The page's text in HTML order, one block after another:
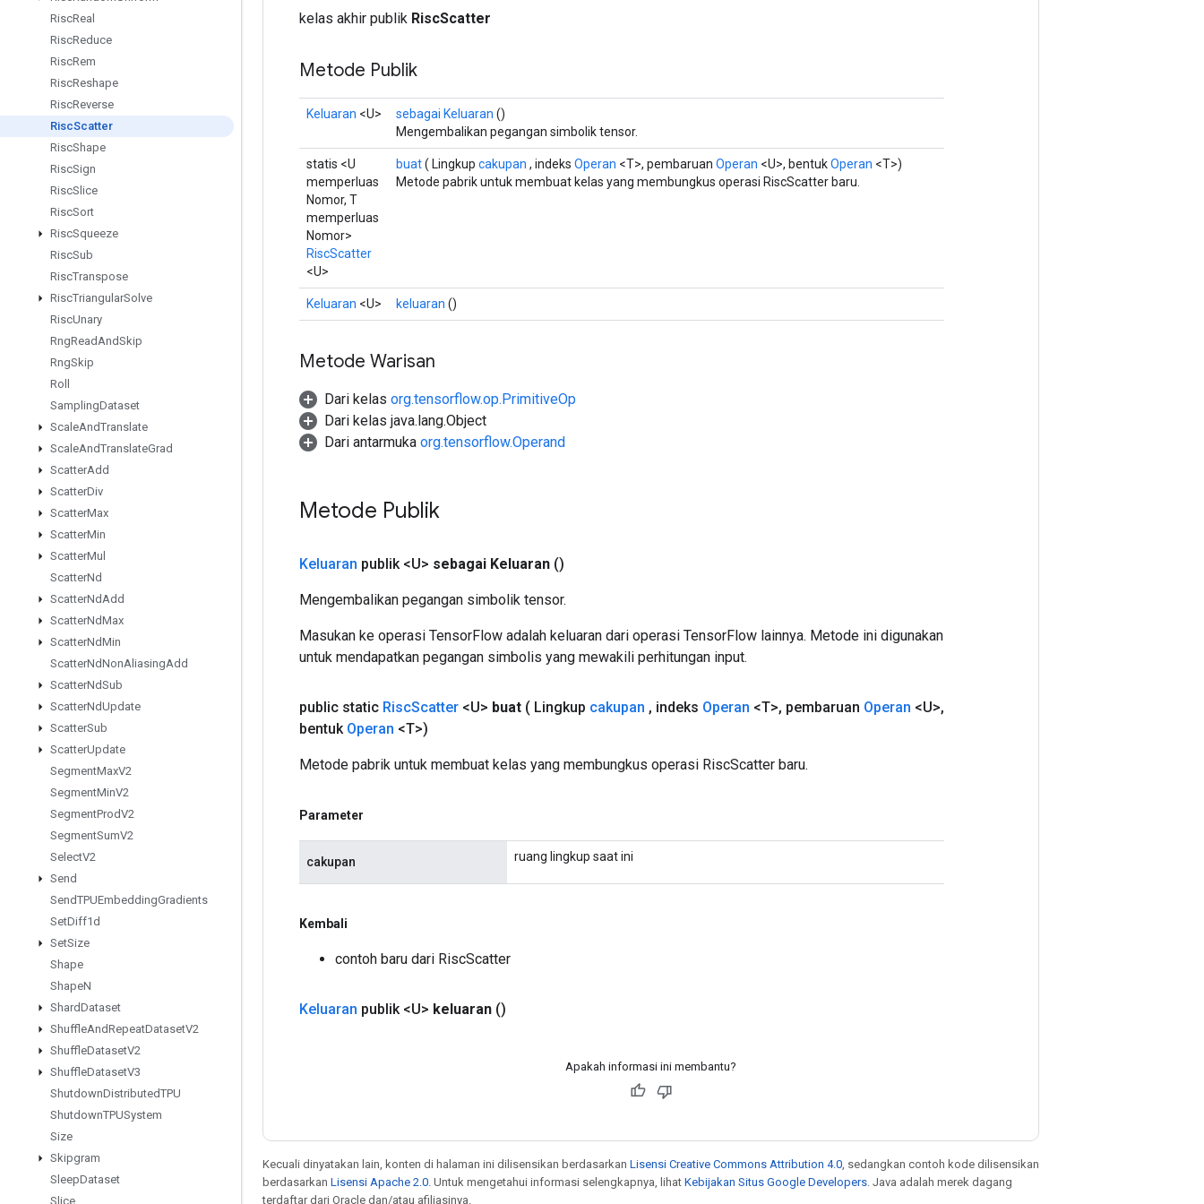
RiscReal
RiscReduce
RiscRem
RiscReshape
RiscReverse
RiscScatter
RiscShape
RiscSign
RiscSlice
RiscSort
RiscSqueeze
RiscSub
RiscTranspose
RiscTriangularSolve
RiscUnary
RngReadAndSkip
RngSkip
Roll
SamplingDataset
ScaleAndTranslate
ScaleAndTranslateGrad
ScatterAdd
ScatterDiv
ScatterMax
ScatterMin
ScatterMul
ScatterNd
ScatterNdAdd
ScatterNdMax
ScatterNdMin
ScatterNdNonAliasingAdd
ScatterNdSub
ScatterNdUpdate
ScatterSub
ScatterUpdate
SegmentMaxV2
SegmentMinV2
SegmentProdV2
SegmentSumV2
SelectV2
Send
SendTPUEmbeddingGradients
SetDiff1d
SetSize
Shape
ShapeN
ShardDataset
ShuffleAndRepeatDatasetV2
ShuffleDatasetV2
ShuffleDatasetV3
ShutdownDistributedTPU
ShutdownTPUSystem
Size
Skipgram
SleepDataset
Slice
kelas akhir publik RiscScatter
Metode Publik
Keluaran <U> sebagai Keluaran ()
Mengembalikan pegangan simbolik tensor.
statis <U
memperluas
Nomor, T
memperluas
Nomor>
RiscScatter
<U>
buat( Lingkup cakupan , indeks Operan <T>, pembaruan Operan <U>, bentukOperan <T>)
Metode pabrik untuk membuat kelas yang membungkus operasi RiscScatter baru.
Keluaran <U> keluaran ()
Metode Warisan
Dari kelas org.tensorflow.op.PrimitiveOp
Dari kelas java.lang.Object
Dari antarmuka org.tensorflow.Operand
Metode Publik
Keluaran publik <U> sebagai Keluaran ()
Mengembalikan pegangan simbolik tensor.
Masukan ke operasi TensorFlow adalah keluaran dari operasi TensorFlow lainnya. Metode ini digunakan
untuk mendapatkan pegangan simbolis yang mewakili perhitungan input.
public static RiscScatter <U> buat ( Lingkup cakupan , indeks Operan <T>, pembaruan Operan <U>,
bentuk Operan <T>)
Metode pabrik untuk membuat kelas yang membungkus operasi RiscScatter baru.
Parameter
cakupan ruang lingkup saat ini
Kembali
contoh baru dari RiscScatter
Keluaran publik <U> keluaran ()
Apakah informasi ini membantu?
Kecuali dinyatakan lain, konten di halaman ini dilisensikan berdasarkan Lisensi Creative Commons Attribution 4.0 , sedangkan contoh kode dilisensikan
berdasarkan Lisensi Apache 2.0 . Untuk mengetahui informasi selengkapnya, lihat Kebijakan Situs Google Developers . Java adalah merek dagang
terdaftar dari Oracle dan/atau afiliasinya.